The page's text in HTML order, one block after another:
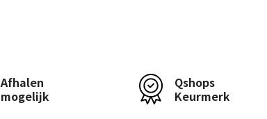
Afhalen
mogelijk
Qshops
Keurmerk